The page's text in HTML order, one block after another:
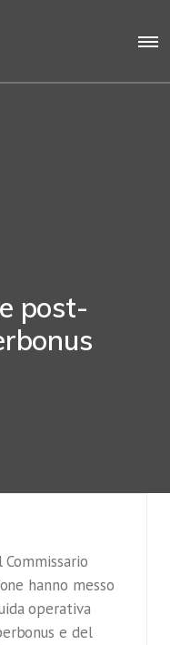
post-
hanno messo
operativa
e del